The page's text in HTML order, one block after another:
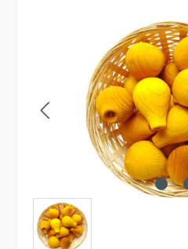
Bildergalerie überspringen